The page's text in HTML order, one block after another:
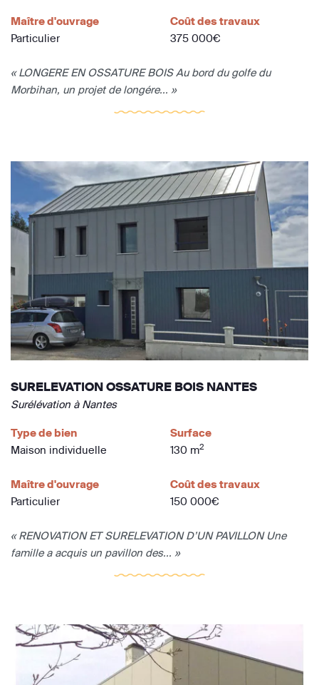
Maître d'ouvrage
Particulier
Coût des travaux
375 000€
« LONGERE EN OSSATURE BOIS Au bord du golfe du
Morbihan, un projet de longére... »
SURELEVATION OSSATURE BOIS NANTES
Surélévation à Nantes
Type de bien
Maison individuelle
Surface
130 m2
Maître d'ouvrage
Particulier
Coût des travaux
150 000€
« RENOVATION ET SURELEVATION D’UN PAVILLON Une
famille a acquis un pavillon des... »